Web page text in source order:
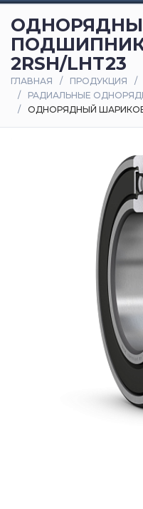
и
статьи
Оплата
и
доставка
ПОДШИПНИК
2RSH/LHT23
ГЛАВНАЯ ПРОДУКЦИЯ
РАДИАЛЬНЫЕ
ОДНОРЯДНЫЙ